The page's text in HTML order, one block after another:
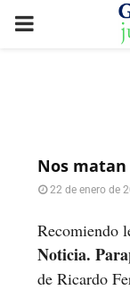
PRIMARY
Nos
22 de enero de
Recomiendo
Noticia.
de Ricardo